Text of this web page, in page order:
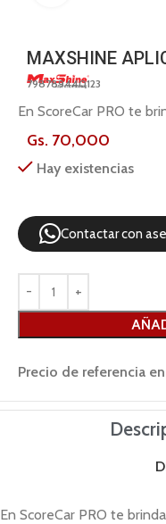
MAXSHINE
798789440123
En ScoreCar PRO te
Gs. 70,000
Hay existencias
Contactar con
Precio de referencia
En ScoreCar PRO te